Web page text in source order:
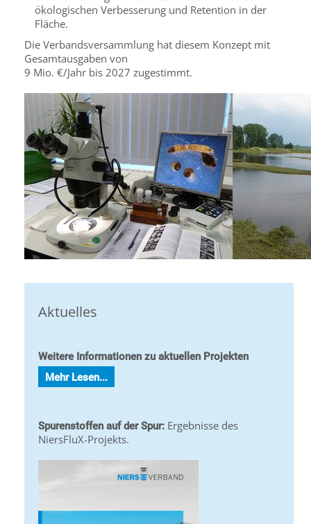
ökologischen Verbesserung und Retention in der
Fläche.
Die Verbandsversammlung hat diesem Konzept mit
Gesamtausgaben von
9 Mio. €/Jahr bis 2027 zugestimmt.
Aktuelles
Weitere Informationen zu aktuellen Projekten
Mehr Lesen...
Spurenstoffen auf der Spur: Ergebnisse des
NiersFluX-Projekts.